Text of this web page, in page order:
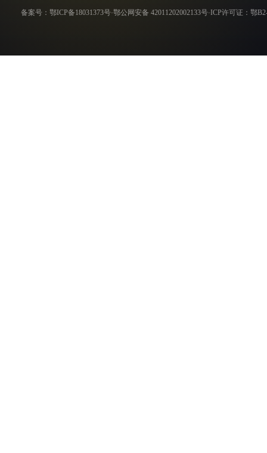
备案号：鄂ICP备18031373号-鄂公网安备 42011202002133号-ICP许可证：鄂